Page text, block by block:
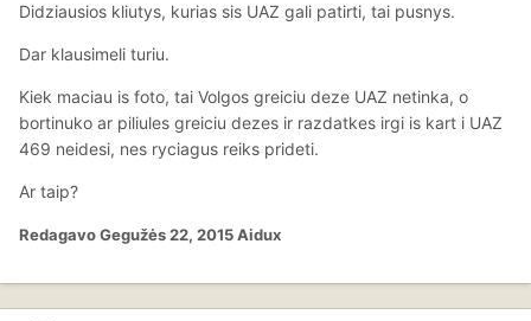
Didziausios kliutys, kurias sis UAZ gali patirti, tai pusnys.
Dar klausimeli turiu.
Kiek maciau is foto, tai Volgos greiciu deze UAZ netinka, o
bortinuko ar piliules greiciu dezes ir razdatkes irgi is kart i UAZ
469 neidesi, nes ryciagus reiks prideti.
Ar taip?
RedagavoGegužės 22, 2015Aidux